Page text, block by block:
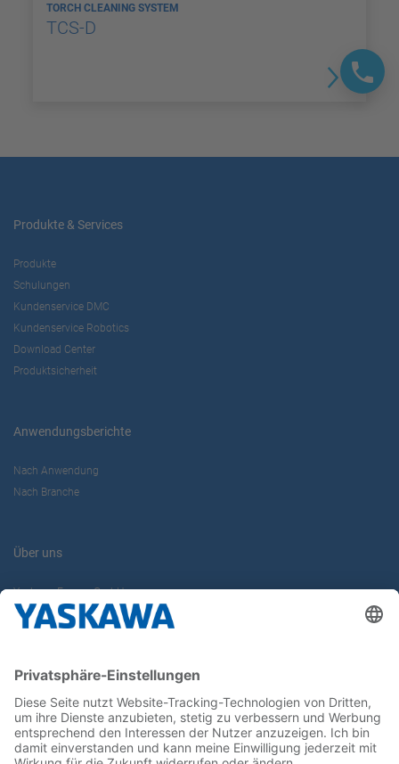
TORCH CLEANING SYSTEM
TCS-D
Produkte & Services
Produkte
Schulungen
Kundenservice DMC
Kundenservice Robotics
Download Center
Produktsicherheit
Anwendungsberichte
Nach Anwendung
Nach Branche
Über uns
Yaskawa Europe GmbH
Karriere
Newsletter